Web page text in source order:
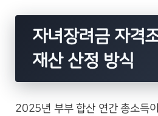
자녀장려금 자격
재산 산정 방식
2025년 부부 합산 연간 총소득